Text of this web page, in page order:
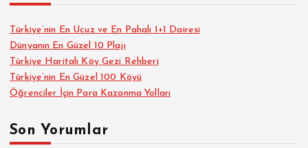
Türkiye’nin En Ucuz ve En Pahalı 1+1 Dairesi
Dünyanın En Güzel 10 Plajı
Türkiye Haritalı Köy Gezi Rehberi
Türkiye’nin En Güzel 100 Köyü
Öğrenciler İçin Para Kazanma Yolları
Son Yorumlar